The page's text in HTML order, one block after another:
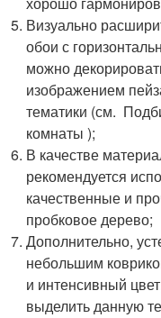
Визуально
обои с
можно
изображением
тематики (см.
комнаты );
В качестве
рекомендуется
качественные и
пробковое дерево;
Дополнительно,
небольшим
и интенсивный
выделить данную